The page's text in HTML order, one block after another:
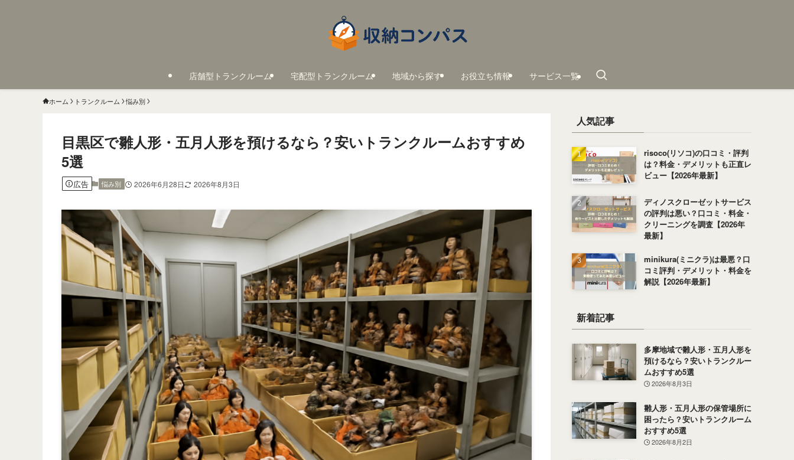
店舗型トランクルーム 宅配型トランクルーム 地域から探す お役立ち情報 サービス一覧
ホーム トランクルーム 悩み別
目黒区で雛人形・五月人形を預けるなら？安いトランクルームおすすめ
5選
広告 悩み別 2026年6月28日 2026年8月3日
人気記事
risoco(リソコ)の口コミ・評判
は？料金・デメリットも正直レ
ビュー【2026年最新】
ディノスクローゼットサービス
の評判は悪い？口コミ・料金・
クリーニングを調査【2026年
最新】
minikura(ミニクラ)は最悪？口
コミ評判・デメリット・料金を
解説【2026年最新】
新着記事
多摩地域で雛人形・五月人形を
預けるなら？安いトランクルー
ムおすすめ5選
2026年8月3日
雛人形・五月人形の保管場所に
困ったら？安いトランクルーム
おすすめ5選
2026年8月2日